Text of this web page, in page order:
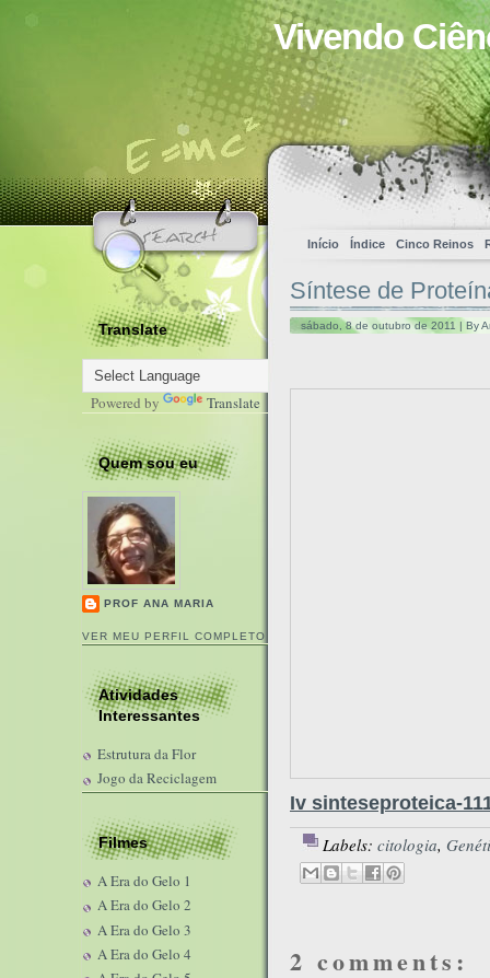
Vivendo
Início Índice Cinco Reinos
Translate
Powered by Translate
Quem sou eu
PROF ANA MARIA
VER MEU PERFIL COMPLETO
Atividades
Interessantes
Estrutura da Flor
Jogo da Reciclagem
Filmes
A Era do Gelo 1
A Era do Gelo 2
A Era do Gelo 3
A Era do Gelo 4
Síntese de
sábado, 8 de outubro de 2011 | By
Iv sinteseproteica-
Labels: citologia,
2 comments: